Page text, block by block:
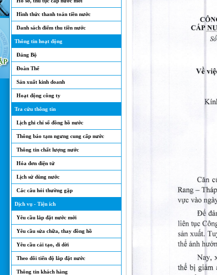
Hình thức thanh toán tiền nước
Danh sách điểm thu tiền nước
Thông tin hoạt động
Đảng Bộ
Đoàn Thể
Sản xuất kinh doanh
Hoạt động công ty
Tra cứu thông tin
Lịch ghi chỉ số đồng hồ nước
Thông báo tạm ngưng cung cấp nước
Thông tin chất lượng nước
Hóa đơn điện tử
Lịch sử dùng nước
Các câu hỏi thường gặp
Dịch vụ - Tiện ích
Yêu cầu lắp đặt nước mới
Yêu cầu sửa chữa, thay đồng hồ
Yêu cầu cải tạo, di dời
Theo dõi tiến độ lắp đặt nước
Thông tin khách hàng